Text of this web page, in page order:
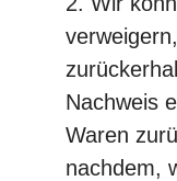
Nachweis
Waren
nachdem,